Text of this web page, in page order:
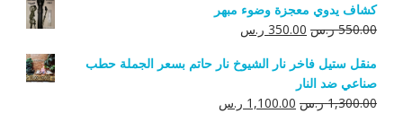
هو:
680.00 ر.س.
هو:
500.00 ر.س.
كشاف يدوي معجزة وضوء مبهر
550.00 ر.س السعر
هو:
550.00 ر.س.
350.00 ر.سالسعر
هو:
منقل ستيل فاخر نار الشيوخ نار حاتم بسعر الجملة حطب
صناعي ضد النار
1,300.00 ر.س السعر
1,100.00 ر.سالسعر